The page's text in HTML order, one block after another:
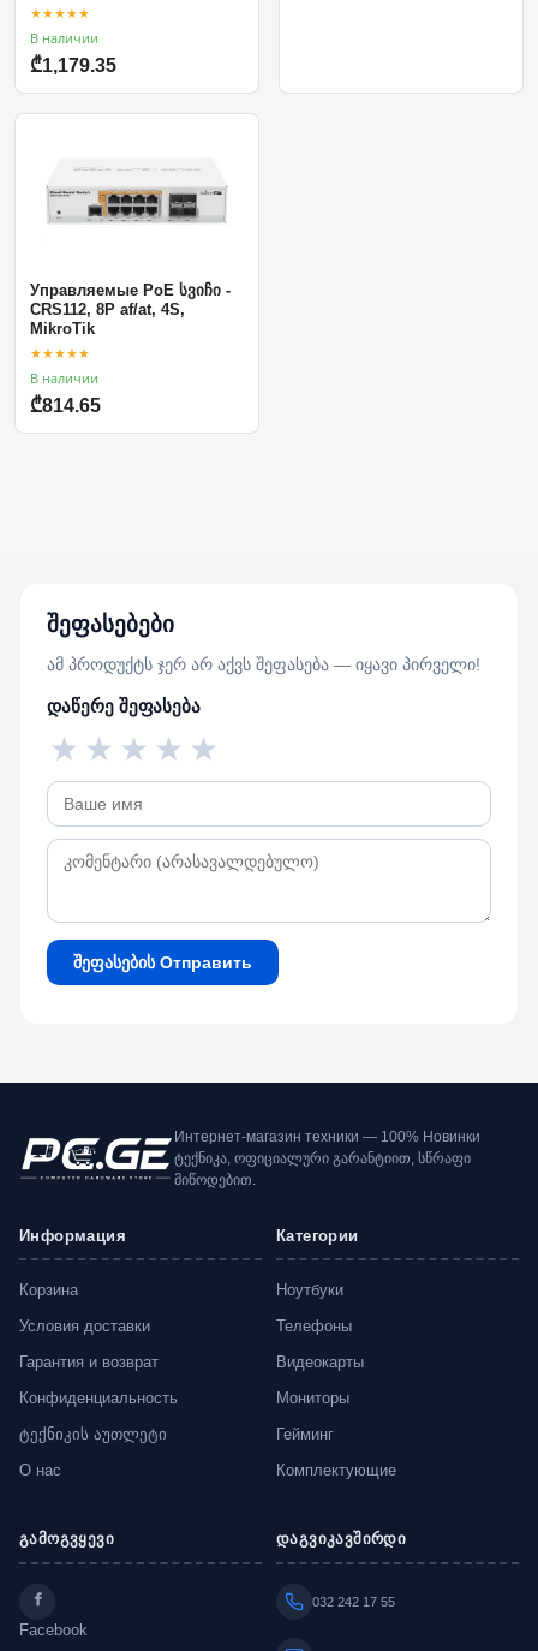
★★★★★
В наличии
₾1,179.35
Управляемые PoE სვიჩი -
CRS112, 8P af/at, 4S,
MikroTik
★★★★★
В наличии
₾814.65
შეფასებები
ამ პროდუქტს ჯერ არ აქვს შეფასება — იყავი პირველი!
დაწერე შეფასება
★
★
★
★
★
შეფასების Отправить
Интернет-магазин техники — 100% Новинки
ტექნიკა, ოფიციალური გარანტიით, სწრაფი
მიწოდებით.
Информация
Корзина
Условия доставки
Гарантия и возврат
Конфиденциальность
ტექნიკის აუთლეტი
О нас
Категории
Ноутбуки
Телефоны
Видеокарты
Мониторы
Гейминг
Комплектующие
გამოგვყევი
Facebook
დაგვიკავშირდი
032 242 17 55